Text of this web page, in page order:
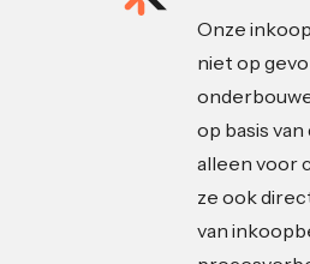
Onze
niet op
op basis
alleen voor
ze ook
van